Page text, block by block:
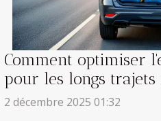
Comment optimiser
pour les longs trajets
2 décembre 2025 01:32